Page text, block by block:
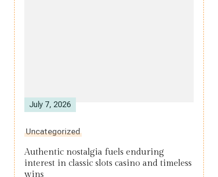
July 7, 2026
Uncategorized
Authentic nostalgia fuels enduring
interest in classic slots casino and timeless
wins